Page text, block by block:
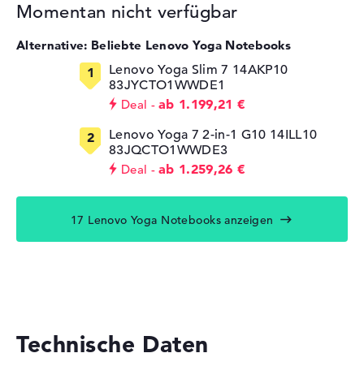
Momentan nicht verfügbar
Alternative: Beliebte Lenovo Yoga Notebooks
Lenovo Yoga Slim 7 14AKP10
83JYCTO1WWDE1
Deal
ab 1.199,21 €
Lenovo Yoga 7 2-in-1 G10 14ILL10
83JQCTO1WWDE3
Deal ab 1.259,26 €
17 Lenovo Yoga Notebooks anzeigen
Technische Daten